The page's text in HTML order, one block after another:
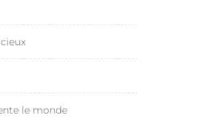
le monde